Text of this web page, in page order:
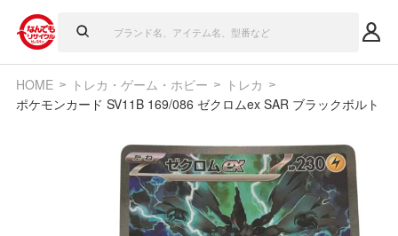
HOME トレカ・ゲーム・ホビー
トレカ
ポケモンカード SV11B 169/086 ゼクロムex SAR ブラックボルト